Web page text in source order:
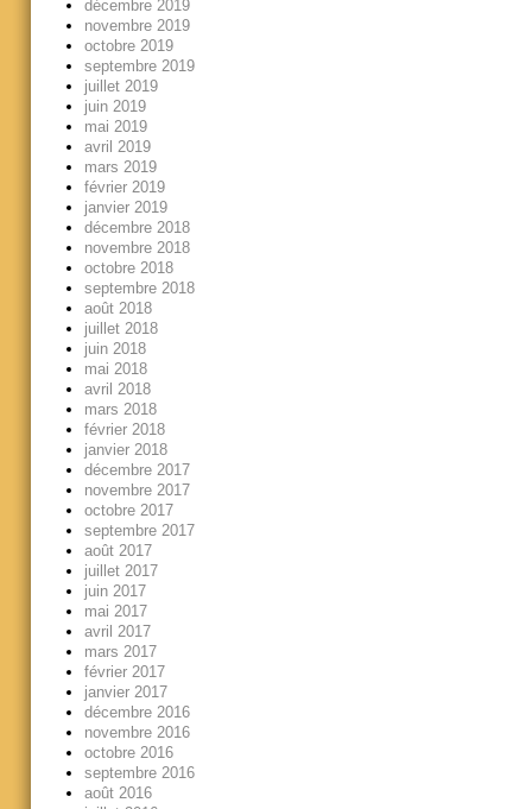
décembre 2019
novembre 2019
octobre 2019
septembre 2019
juillet 2019
juin 2019
mai 2019
avril 2019
mars 2019
février 2019
janvier 2019
décembre 2018
novembre 2018
octobre 2018
septembre 2018
août 2018
juillet 2018
juin 2018
mai 2018
avril 2018
mars 2018
février 2018
janvier 2018
décembre 2017
novembre 2017
octobre 2017
septembre 2017
août 2017
juillet 2017
juin 2017
mai 2017
avril 2017
mars 2017
février 2017
janvier 2017
décembre 2016
novembre 2016
octobre 2016
septembre 2016
août 2016